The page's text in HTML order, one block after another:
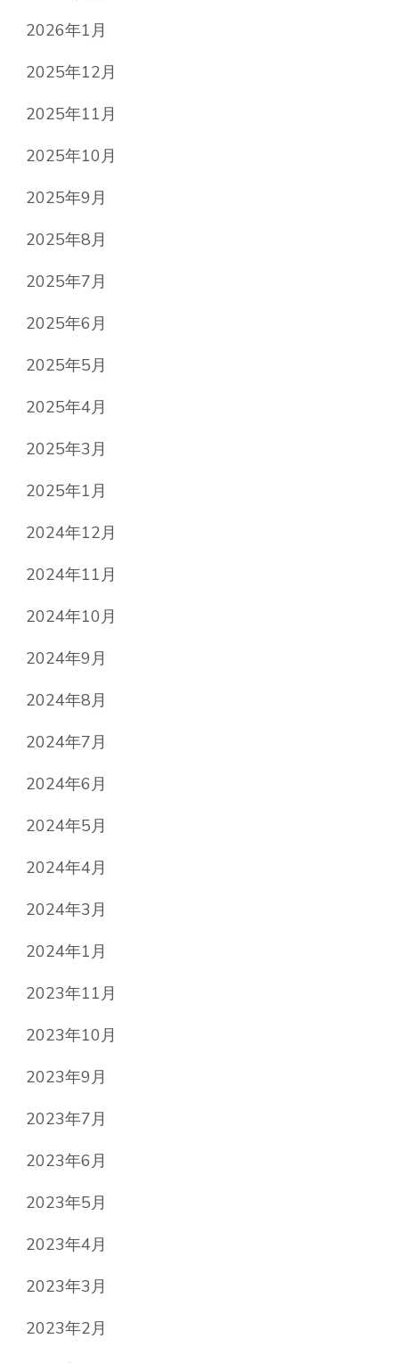
2026年1月
2025年12月
2025年11月
2025年10月
2025年9月
2025年8月
2025年7月
2025年6月
2025年5月
2025年4月
2025年3月
2025年1月
2024年12月
2024年11月
2024年10月
2024年9月
2024年8月
2024年7月
2024年6月
2024年5月
2024年4月
2024年3月
2024年1月
2023年11月
2023年10月
2023年9月
2023年7月
2023年6月
2023年5月
2023年4月
2023年3月
2023年2月